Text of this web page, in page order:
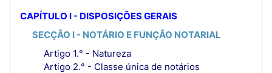
CAPÍTULO I - DISPOSIÇÕES GERAIS
SECÇÃO I - NOTÁRIO E FUNÇÃO NOTARIAL
Artigo 1.° - Natureza
Artigo 2.° - Classe única de notários